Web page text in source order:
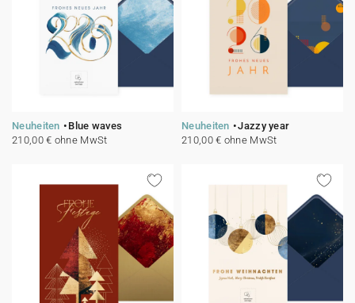
Neuheiten
Blue waves
210,00 € ohne MwSt
Neuheiten
Jazzy year
210,00 € ohne MwSt